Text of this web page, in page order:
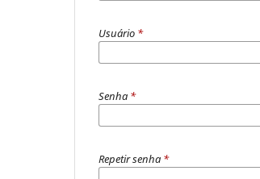
Usuário *
Senha *
Repetir senha *